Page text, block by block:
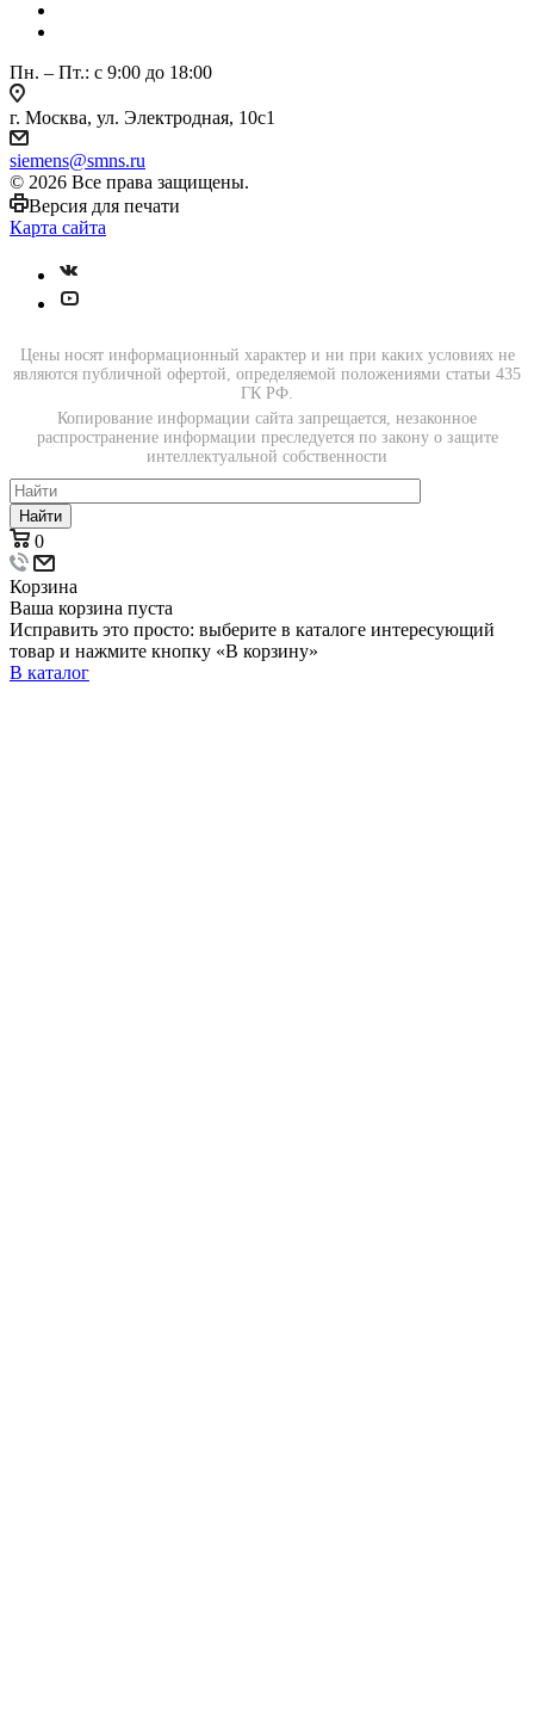
Пн. – Пт.: с 9:00 до 18:00
г. Москва, ул. Электродная, 10с1
siemens@smns.ru
© 2026 Все права защищены.
Версия для печати
Карта сайта
Цены носят информационный характер и ни при каких условиях не
являются публичной офертой, определяемой положениями статьи 435
ГК РФ.
Копирование информации сайта запрещается, незаконное
распространение информации преследуется по закону о защите
интеллектуальной собственности
Найти
0
Корзина
Ваша корзина пуста
Исправить это просто: выберите в каталоге интересующий
товар и нажмите кнопку «В корзину»
В каталог